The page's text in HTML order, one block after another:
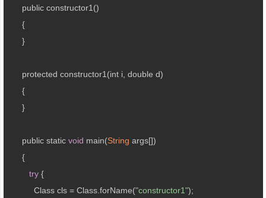
      public constructor1()
      {
      }
      protected constructor1(int i, double d)
      {
      }
      public static
void main(String args[])
      {
try {
           Class cls = Class.forName(
"constructor1");